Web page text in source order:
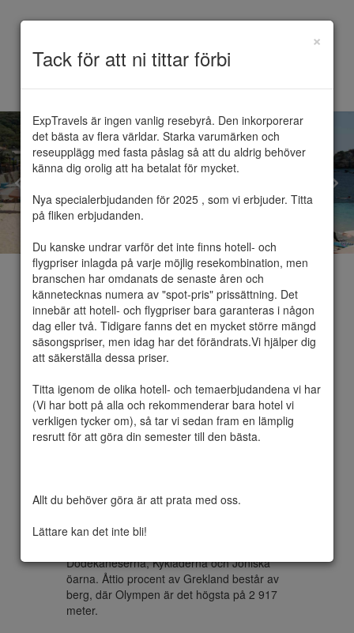
Tack för att ni tittar förbi
×
ExpTravels är ingen vanlig resebyrå. Den inkorporerar
det bästa av flera världar. Starka varumärken och
reseupplägg med fasta påslag så att du aldrig behöver
känna dig orolig att ha betalat för mycket.
Nya specialerbjudanden för 2025 , som vi erbjuder. Titta
på fliken erbjudanden.
Du kanske undrar varför det inte finns hotell- och
flygpriser inlagda på varje möjlig resekombination, men
branschen har omdanats de senaste åren och
kännetecknas numera av "spot-pris" prissättning. Det
innebär att hotell- och flygpriser bara garanteras i någon
dag eller två. Tidigare fanns det en mycket större mängd
säsongspriser, men idag har det förändrats.Vi hjälper dig
att säkerställa dessa priser.
Titta igenom de olika hotell- och temaerbjudandena vi har
(Vi har bott på alla och rekommenderar bara hotel vi
verkligen tycker om), så tar vi sedan fram en lämplig
resrutt för att göra din semester till den bästa.
Allt du behöver göra är att prata med oss.
Lättare kan det inte bli!
Grekland
Formellt Republiken Grekland,  är en
republik i Sydeuropa på Balkanhalvön.
Grekland gränsar till Albanien, Makedonien
Medelhavet i söder. Grekland har den tolfte
med ett stort antal öar (cirka 1 400, varav
Dodekaneserna, Kykladerna och Joniska
öarna. Åttio procent av Grekland består av
berg, där Olympen är det högsta på 2 917
meter.